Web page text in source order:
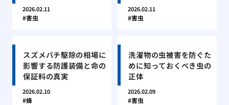
2026.02.11
害虫
2026.02.11
害虫
スズメバチ駆除の相場に
影響する防護装備と命の
保証料の真実
2026.02.10
蜂
洗濯物の虫被害を防ぐた
めに知っておくべき虫の
正体
2026.02.09
害虫